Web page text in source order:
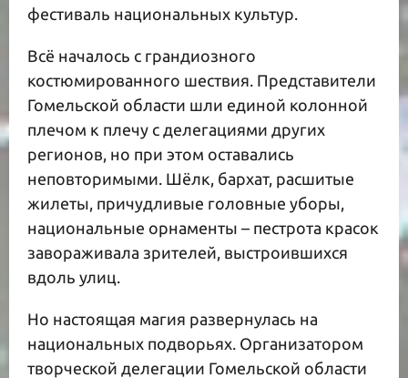
фестиваль национальных культур.
Всё началось с грандиозного
костюмированного шествия. Представители
Гомельской области шли единой колонной
плечом к плечу с делегациями других
регионов, но при этом оставались
неповторимыми. Шёлк, бархат, расшитые
жилеты, причудливые головные уборы,
национальные орнаменты – пестрота красок
завораживала зрителей, выстроившихся
вдоль улиц.
Но настоящая магия развернулась на
национальных подворьях. Организатором
творческой делегации Гомельской области